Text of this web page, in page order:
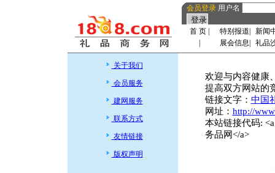
会员登录 用户名
首 页 特别报道
新闻
展会信息 礼品
关于我们
会员服务
建网服务
联系方式
友情链接
版权声明
欢迎与内容健康
提高双方网站的
链接文字： 中国
网址： http://
本站链接代码:
务品网</a>